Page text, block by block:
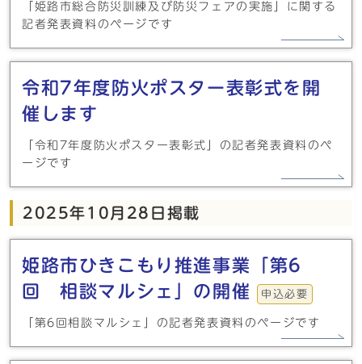
「姫路市総合防災訓練及び防災フェアの実施」に関する
記者発表資料のページです
令和7年度防火ポスター表彰式を開
催します
「令和7年度防火ポスター表彰式」の記者発表資料のペ
ージです
2025年10月28日掲載
姫路市ひきこもり推進事業「第6
回 相談マルシェ」の開催
申込必要
「第6回相談マルシェ」の記者発表資料のページです